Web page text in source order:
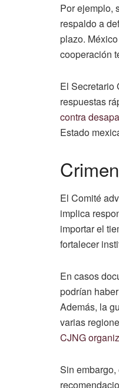
Por ejemplo,
respaldo a
plazo.
cooperación
El Secretario
respuestas
contra
Estado
El Comité
implica
importar el
fortalecer
En casos
podrían
Además, la
varias
CJNG
Sin